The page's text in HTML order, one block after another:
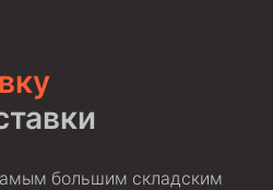
большим складским